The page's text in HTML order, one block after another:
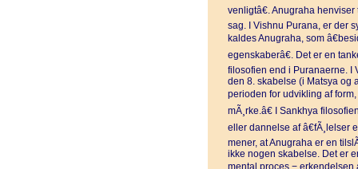
venligtâ€. Anugraha
sag. I Vishnu Purana, er der
kaldes Anugraha, som
egenskaberâ€. Det er en
filosofien end i Puranaerne. I
den 8. skabelse (i Matsya og
perioden for udvikling af
mÃ¸rke.â€ I Sankhya
eller dannelse af â€fÃ¸lelser
mener, at Anugraha er en
ikke nogen skabelse. Det er
mental proces − erkendelsen